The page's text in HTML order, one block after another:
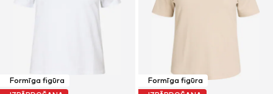
Formīga figūra
Formīga figūra